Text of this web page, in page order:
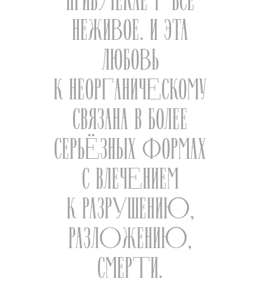
НЕЖИВОЕ. И ЭТА
ЛЮБОВЬ
К НЕОРГАНИЧЕСКОМУ
СВЯЗАНА В БОЛЕЕ
СЕРЬЁЗНЫХ ФОРМАХ
С ВЛЕЧЕНИЕМ
К РАЗРУШЕНИЮ,
РАЗЛОЖЕНИЮ,
СМЕРТИ.